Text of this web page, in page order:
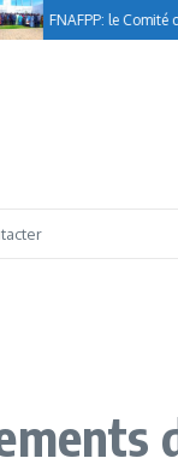
FNAFPP: le Comité de